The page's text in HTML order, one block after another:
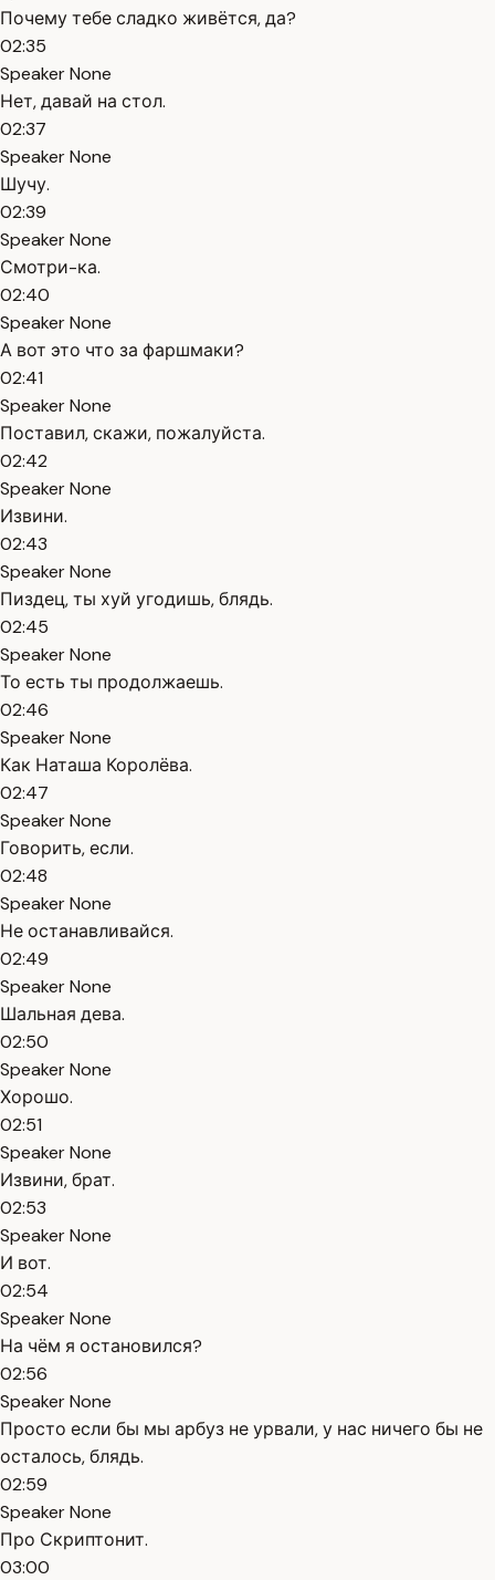
Почему тебе сладко живётся, да?
02:35
Speaker None
Нет, давай на стол.
02:37
Speaker None
Шучу.
02:39
Speaker None
Смотри-ка.
02:40
Speaker None
А вот это что за фаршмаки?
02:41
Speaker None
Поставил, скажи, пожалуйста.
02:42
Speaker None
Извини.
02:43
Speaker None
Пиздец, ты хуй угодишь, блядь.
02:45
Speaker None
То есть ты продолжаешь.
02:46
Speaker None
Как Наташа Королёва.
02:47
Speaker None
Говорить, если.
02:48
Speaker None
Не останавливайся.
02:49
Speaker None
Шальная дева.
02:50
Speaker None
Хорошо.
02:51
Speaker None
Извини, брат.
02:53
Speaker None
И вот.
02:54
Speaker None
На чём я остановился?
02:56
Speaker None
Просто если бы мы арбуз не урвали, у нас ничего бы не
осталось, блядь.
02:59
Speaker None
Про Скриптонит.
03:00